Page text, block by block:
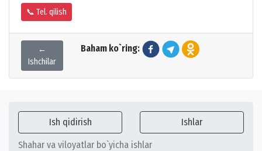
📞 Tel. qilish
←
Ishchilar
Baham ko`ring:
Ish qidirish Ishlar
Shahar va viloyatlar bo`yicha ishlar